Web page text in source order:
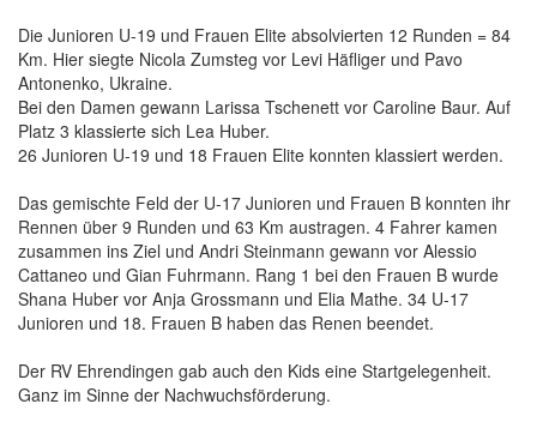
Die Junioren U-19 und Frauen Elite absolvierten 12 Runden = 84
Km. Hier siegte Nicola Zumsteg vor Levi Häfliger und Pavo
Antonenko, Ukraine.
Bei den Damen gewann Larissa Tschenett vor Caroline Baur. Auf
Platz 3 klassierte sich Lea Huber.
26 Junioren U-19 und 18 Frauen Elite konnten klassiert werden.
Das gemischte Feld der U-17 Junioren und Frauen B konnten ihr
Rennen über 9 Runden und 63 Km austragen. 4 Fahrer kamen
zusammen ins Ziel und Andri Steinmann gewann vor Alessio
Cattaneo und Gian Fuhrmann. Rang 1 bei den Frauen B wurde
Shana Huber vor Anja Grossmann und Elia Mathe. 34 U-17
Junioren und 18. Frauen B haben das Renen beendet.
Der RV Ehrendingen gab auch den Kids eine Startgelegenheit.
Ganz im Sinne der Nachwuchsförderung.